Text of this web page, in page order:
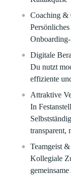
Coaching &
Digitale
Du nutzt
effiziente
Attraktive
In
transparent,
Teamgeist
Kollegiale